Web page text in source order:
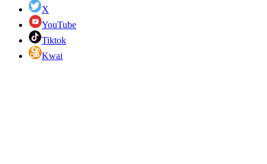
X
YouTube
Tiktok
Kwai